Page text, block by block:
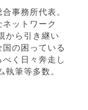
事務所代表。
ットワーク
から引き継い
の困っている
く日々奔走し
執筆等多数。